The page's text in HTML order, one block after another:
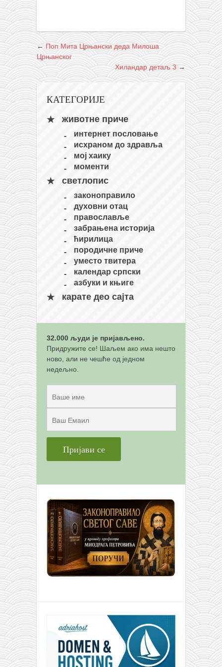
чланарина
контакт
бесплатна е-књига
термини тренинга
моја прича
моја прича
контакт
← Поп Мита Црњански деда Милоша
Црњанског
Хиландар детаљ 3 →
КАТЕГОРИЈЕ
животне приче
интернет пословање
исхраном до здравља
мој хаику
моменти
светлопис
законоправило
духовни отац
православље
забрањена историја
ћирилица
породичне приче
уместо твитера
календар српски
азбуки и књиге
карате део сајта
32.000 људи је пријављено.
Придружите се! Шаљем ако има нешто
ново, али не чешће од једном
недељно.